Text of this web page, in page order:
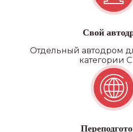
Свой
Отдельный автодром
категории